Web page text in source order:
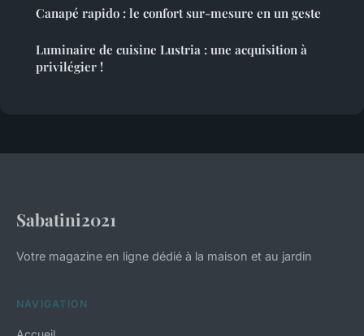
Canapé rapido : le confort sur-mesure en un geste
Luminaire de cuisine Lustria : une acquisition à
privilégier !
Sabatini2021
Votre magazine en ligne dédié à la maison et au jardin
NAVIGATION